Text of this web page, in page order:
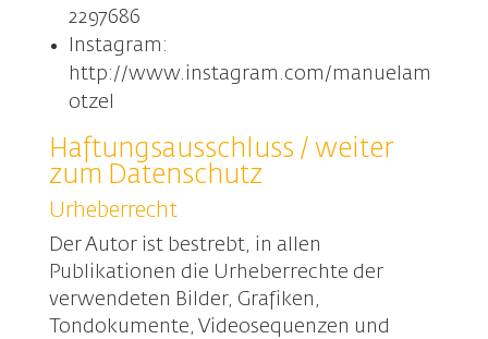
2297686
Instagram:
http://www.instagram.com/manuelam
otzel
Haftungsausschluss / weiter
zum Datenschutz
Urheberrecht
Der Autor ist bestrebt, in allen
Publikationen die Urheberrechte der
verwendeten Bilder, Grafiken,
Tondokumente, Videosequenzen und